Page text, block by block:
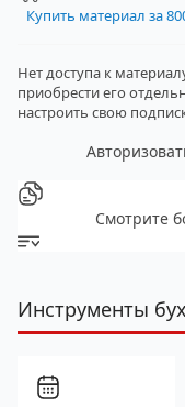
Купить материал за
Нет доступа к
приобрести его
настроить свою
Смотрите
Инструменты